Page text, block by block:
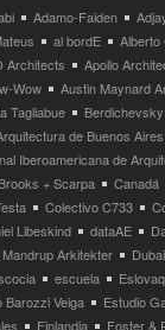
Adamo-Faiden
al bordE
Alberto
Architects
Apollo
Wow
Austin Maynard
Tagliabue
de Buenos Aires
Iberoamericana de
Brooks + Scarpa
Canadá
Colectivo C733
Libeskind dataAE
Arkitekter
Dubai
escuela
Barozzi Veiga
Estudio
Finlandia
Foster &